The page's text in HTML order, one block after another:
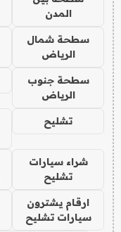
المدن
سطحة شمال
الرياض
سطحة جنوب
الرياض
تشليح
شراء سيارات
تشليح
ارقام يشترون
سيارات تشليح